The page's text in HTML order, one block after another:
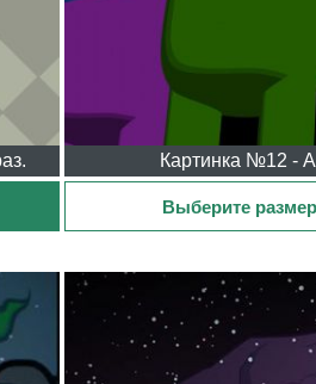
Картинка №12 -